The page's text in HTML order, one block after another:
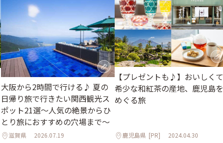
大阪から2時間で行ける♪ 夏の
日帰り旅で行きたい関西観光ス
ポット21選～人気の絶景からひ
とり旅におすすめの穴場まで～
滋賀県 2026.07.19
【プレゼントも♪】おいしくて
希少な和紅茶の産地、鹿児島を
めぐる旅
鹿児島県[PR] 2024.04.30